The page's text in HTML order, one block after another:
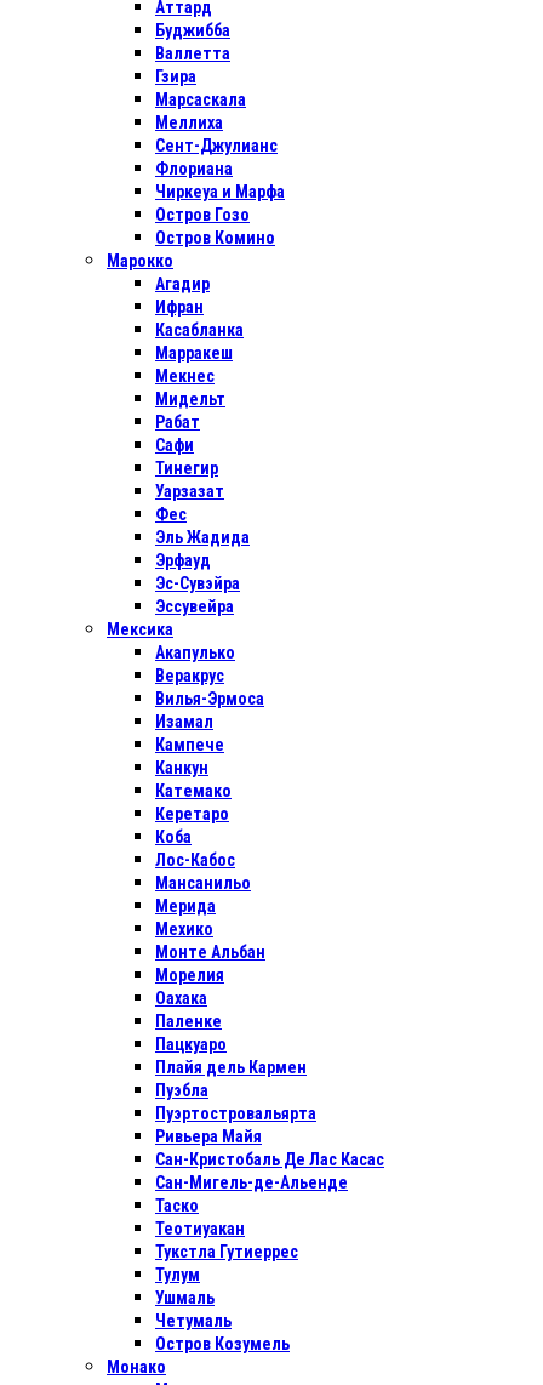
Аттард
Буджибба
Валлетта
Гзира
Марсаскала
Меллиха
Сент-Джулианс
Флориана
Чиркеуа и Марфа
Остров Гозо
Остров Комино
Марокко
Агадир
Ифран
Касабланка
Марракеш
Мекнес
Мидельт
Рабат
Сафи
Тинегир
Уарзазат
Фес
Эль Жадида
Эрфауд
Эс-Сувэйра
Эссувейра
Мексика
Акапулько
Веракрус
Вилья-Эрмоса
Изамал
Кампече
Канкун
Катемако
Керетаро
Коба
Лос-Кабос
Мансанильо
Мерида
Мехико
Монте Альбан
Морелия
Оахака
Паленке
Пацкуаро
Плайя дель Кармен
Пуэбла
Пуэртостровальярта
Ривьера Майя
Сан-Кристобаль Де Лас Касас
Сан-Мигель-де-Альенде
Таско
Теотиуакан
Тукстла Гутиеррес
Тулум
Ушмаль
Четумаль
Остров Козумель
Монако